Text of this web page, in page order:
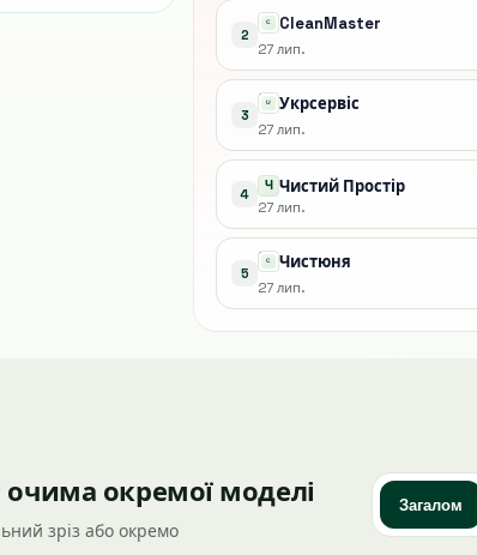
2
CleanMaster
27 лип.
3
Укрсервіс
27 лип.
4
Ч Чистий Простір
27 лип.
5
Чистюня
27 лип.
окремої моделі
зріз або окремо
Загалом